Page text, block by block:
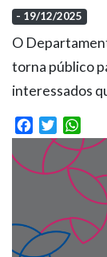
- 19/12/2025
O
torna público
interessados
Facebook
Twitter